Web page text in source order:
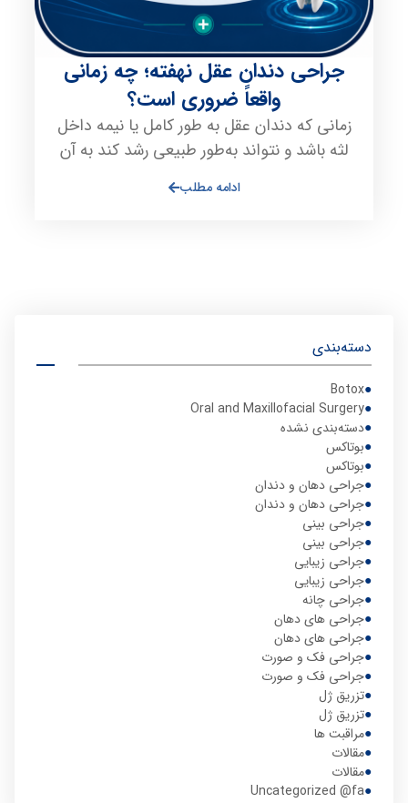
دسته‌بندی
Botox
Oral and Maxillofacial Surgery
دسته‌بندی نشده
بوتاکس
بوتاکس
جراحی دهان و دندان
جراحی دهان و دندان
جراحی بینی
جراحی بینی
جراحی زیبایی
جراحی زیبایی
جراحی چانه
جراحی های دهان
جراحی های دهان
جراحی فک و صورت
جراحی فک و صورت
تزریق ژل
تزریق ژل
مراقبت ها
مقالات
مقالات
Uncategorized @fa
جراحی دندان عقل نهفته؛ چه زمانی
واقعاً ضروری است؟
زمانی که دندان عقل به طور کامل یا نیمه داخل
لثه باشد و نتواند به‌طور طبیعی رشد کند به آن
ادامه مطلب